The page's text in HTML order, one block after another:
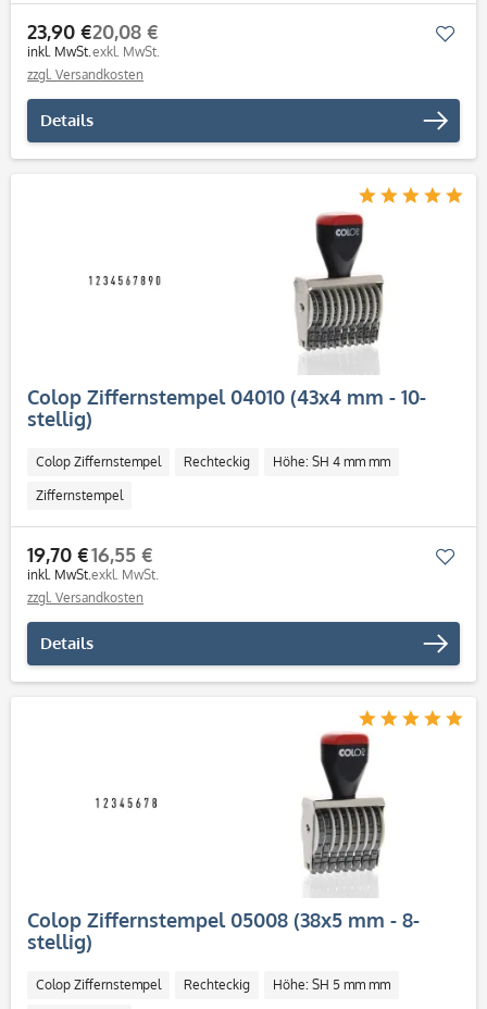
23,90 €
inkl. MwSt.
20,08 €
exkl. MwSt.
zzgl. Versandkosten
Details
Colop Ziffernstempel 04010 (43x4 mm - 10-
stellig)
Colop Ziffernstempel Rechteckig Höhe: SH 4 mm mm
Ziffernstempel
19,70 €
inkl. MwSt.
16,55 €
exkl. MwSt.
zzgl. Versandkosten
Details
Colop Ziffernstempel 05008 (38x5 mm - 8-
stellig)
Colop Ziffernstempel Rechteckig Höhe: SH 5 mm mm